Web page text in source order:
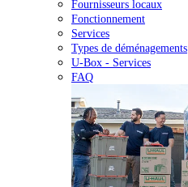
Fournisseurs locaux
Fonctionnement
Services
Types de déménagements
U-Box - Services
FAQ